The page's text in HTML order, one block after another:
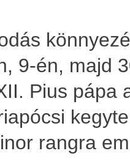
9-én, majd
Pius pápa
rangra